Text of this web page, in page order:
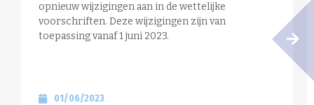
opnieuw wijzigingen aan in de wettelijke
voorschriften. Deze wijzigingen zijn van
toepassing vanaf 1 juni 2023.
01/06/2023